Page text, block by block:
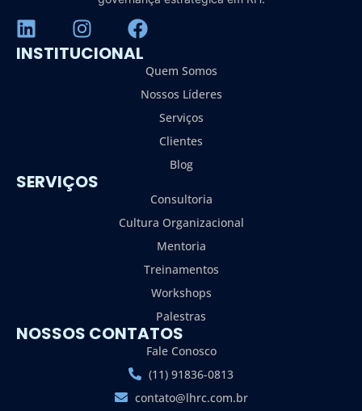
INSTITUCIONAL
Quem Somos
Nossos Líderes
Serviços
Clientes
Blog
SERVIÇOS
Consultoria
Cultura Organizacional
Mentoria
Treinamentos
Workshops
Palestras
NOSSOS CONTATOS
Fale Conosco
(11) 91836-0813
contato@lhrc.com.br